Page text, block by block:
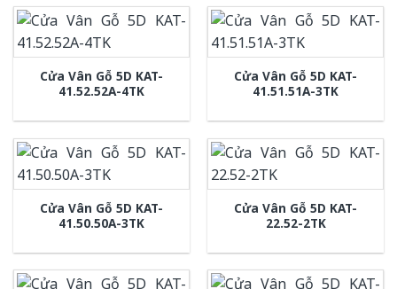
Cửa Vân Gỗ 5D KAT-
41.52.52A-4TK
Cửa Vân Gỗ 5D KAT-
41.51.51A-3TK
Cửa Vân Gỗ 5D KAT-
41.50.50A-3TK
Cửa Vân Gỗ 5D KAT-
22.52-2TK